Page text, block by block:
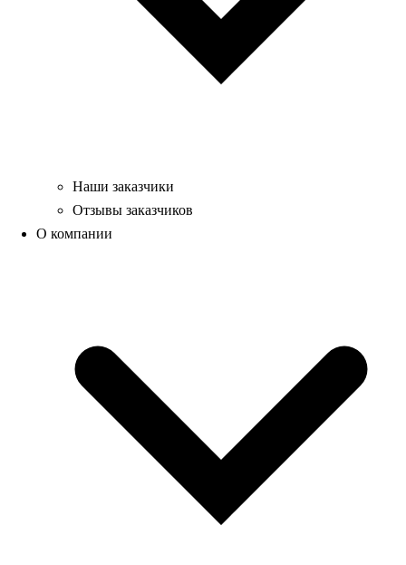
Наши заказчики
Отзывы заказчиков
О компании